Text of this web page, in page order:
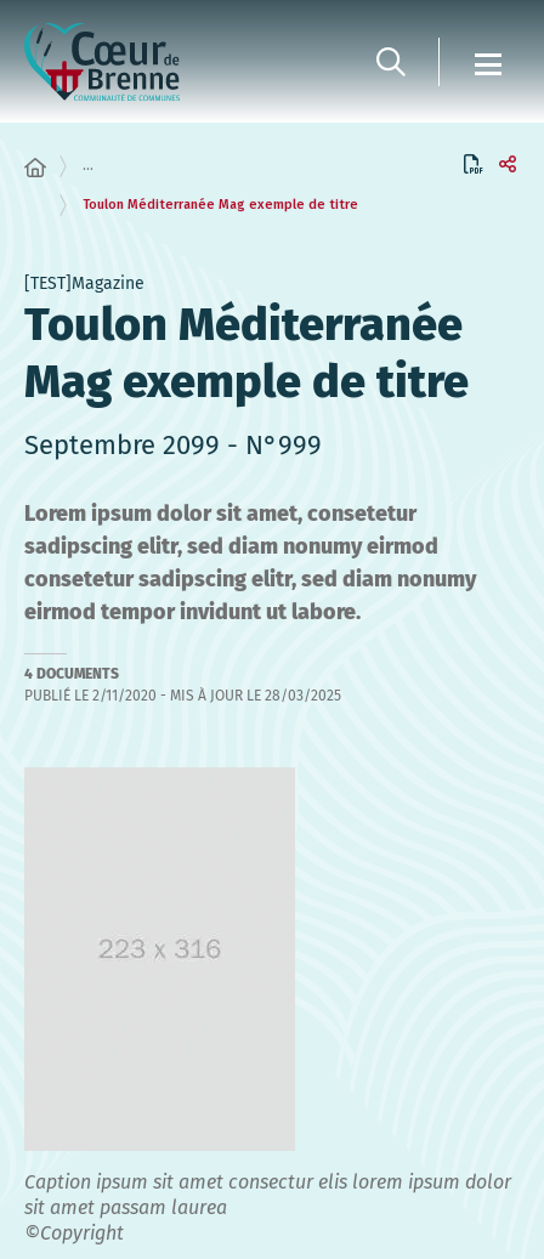
...
Toulon Méditerranée Mag exemple de titre
[TEST]Magazine
Toulon Méditerranée
Mag exemple de titre
Septembre 2099 - N°999
Lorem ipsum dolor sit amet, consetetur
sadipscing elitr, sed diam nonumy eirmod
consetetur sadipscing elitr, sed diam nonumy
eirmod tempor invidunt ut labore.
4 DOCUMENTS
PUBLIÉ LE 2/11/2020 - MIS À JOUR LE 28/03/2025
Caption ipsum sit amet consectur elis lorem ipsum dolor
sit amet passam laurea
©Copyright